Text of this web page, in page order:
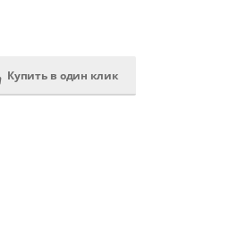
Купить в один клик